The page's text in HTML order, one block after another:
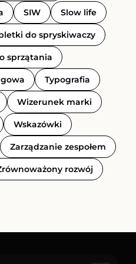
SIW Slow life
do spryskiwaczy
sprzątania
Typografia
Wizerunek marki
Wskazówki
Zarządzanie zespołem
rozwój